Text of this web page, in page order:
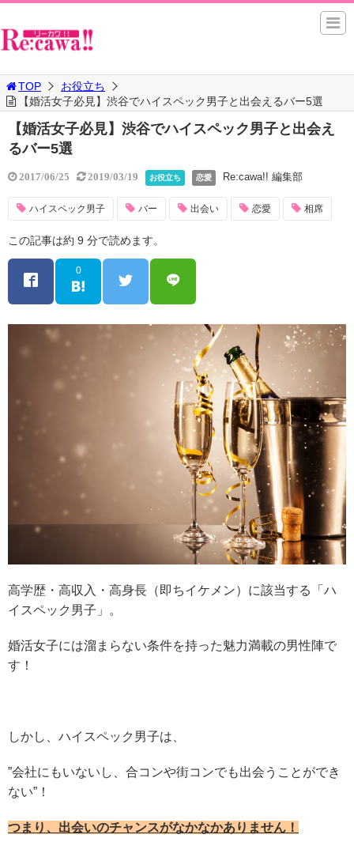
TOP
お役立ち
【婚活女子必見】渋谷でハイスペック男子と出会えるバー5選
【婚活女子必見】渋谷でハイスペック男子と出会え
るバー5選
2017/06/25 2019/03/19 お役立ち 恋愛 Re:cawa!! 編集部
ハイスペック男子 バー 出会い 恋愛 相席
この記事は約 9 分で読めます。
0
高学歴・高収入・高身長（即ちイケメン）に該当する「ハ
イスペック男子」。
婚活女子には溜まらない条件を持った魅力満載の男性陣で
す！
しかし、ハイスペック男子は、
”会社にもいないし、合コンや街コンでも出会うことができ
ない” ！
つまり、出会いのチャンスがなかなかありません！